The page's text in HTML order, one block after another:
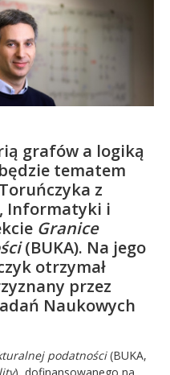
grafów a logiką
tematem
z
Informatyki i
Granice
(BUKA). Na jego
otrzymał
przez
Naukowych
podatności(BUKA,